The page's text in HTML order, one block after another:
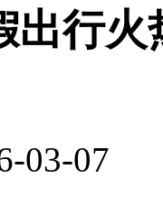
出行
03-07